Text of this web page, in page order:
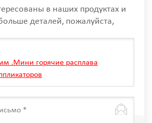
в наших продуктах и
деталей, пожалуйста,
.Мини горячие расплава